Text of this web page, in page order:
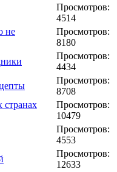
Просмотров:
4514
не
Просмотров:
8180
Просмотров:
4434
Просмотров:
8708
Просмотров:
10479
Просмотров:
4553
Просмотров:
12633